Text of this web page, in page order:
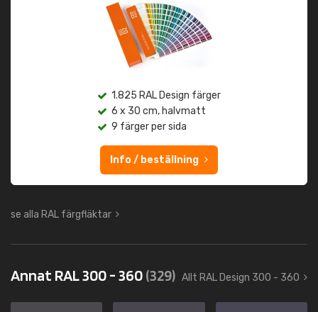
1.825 RAL Design färger
6 x 30 cm, halvmatt
9 färger per sida
Info / beställning
se alla RAL färgfläktar
Annat RAL 300 - 360(329) Allt RAL Design 300 - 360